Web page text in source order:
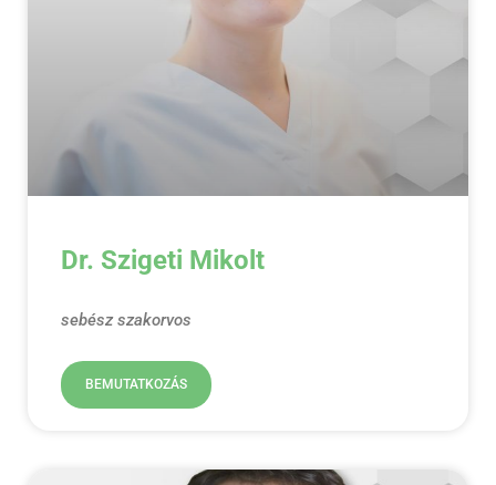
Dr. Szigeti Mikolt
sebész szakorvos
BEMUTATKOZÁS